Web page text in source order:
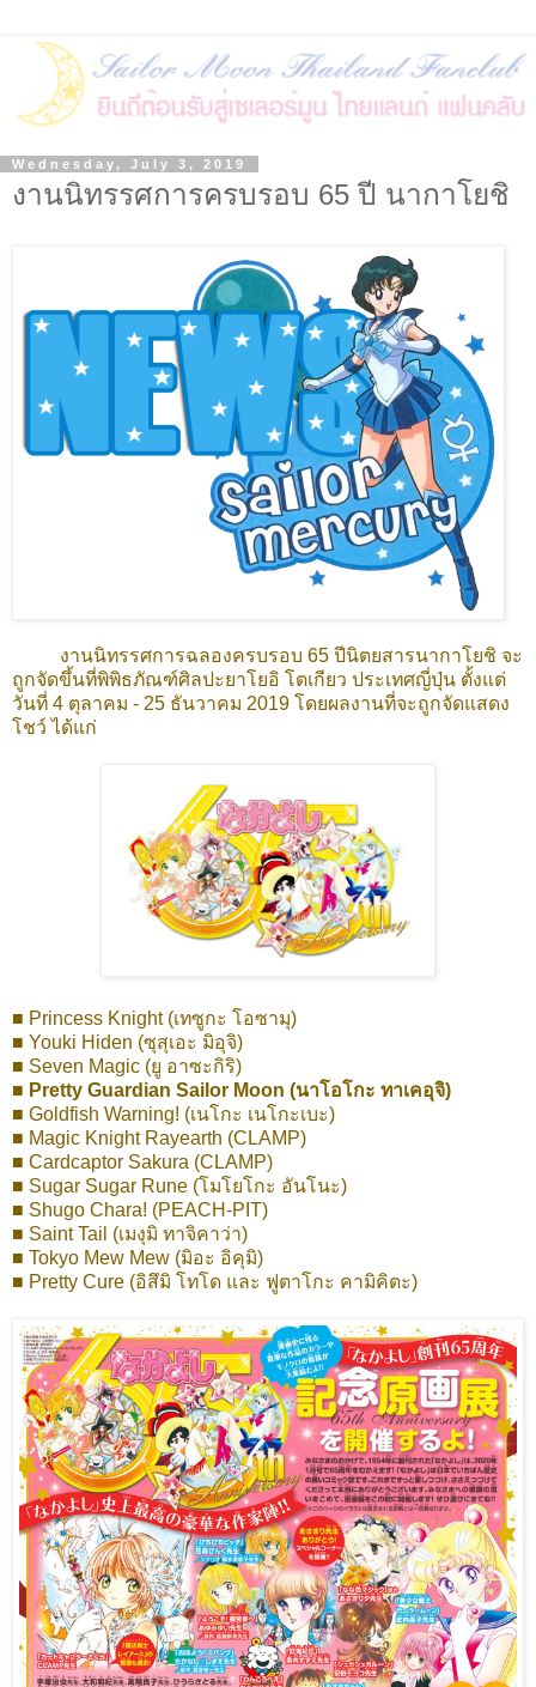
Wednesday, July 3, 2019
งานนิทรรศการครบรอบ 65 ปี นากาโยชิ
งานนิทรรศการฉลองครบรอบ 65 ปีนิตยสารนากาโยชิ จะ
ถูกจัดขึ้นที่พิพิธภัณฑ์ศิลปะยาโยอิ โตเกียว ประเทศญี่ปุ่น ตั้งแต่
วันที่ 4 ตุลาคม - 25 ธันวาคม 2019 โดยผลงานที่จะถูกจัดแสดง
โชว์ ได้แก่
■ Princess Knight (เทซูกะ โอซามุ)
■ Youki Hiden (ซุสุเอะ มิอุจิ)
■ Seven Magic (ยู อาซะกิริ)
■ Pretty Guardian Sailor Moon (นาโอโกะ ทาเคอุจิ)
■ Goldfish Warning! (เนโกะ เนโกะเบะ)
■ Magic Knight Rayearth (CLAMP)
■ Cardcaptor Sakura (CLAMP)
■ Sugar Sugar Rune (โมโยโกะ อันโนะ)
■ Shugo Chara! (PEACH-PIT)
■ Saint Tail (เมงุมิ ทาจิคาว่า)
■ Tokyo Mew Mew (มิอะ อิคุมิ)
■ Pretty Cure (อิสึมิ โทโด และ ฟูตาโกะ คามิคิตะ)